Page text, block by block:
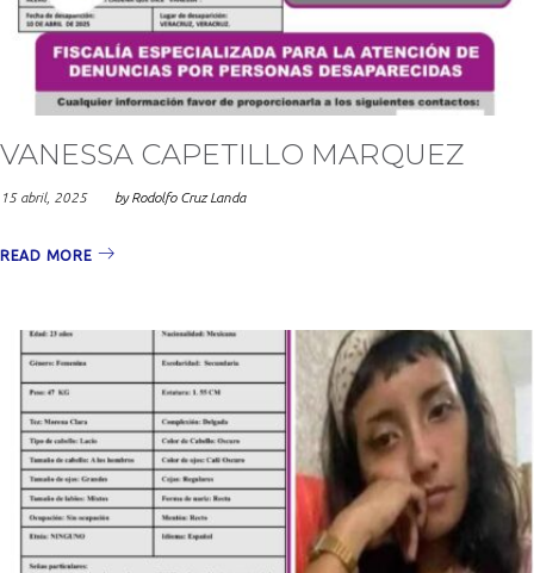
VANESSA CAPETILLO MARQUEZ
15 abril, 2025 byRodolfo Cruz Landa
READ MORE